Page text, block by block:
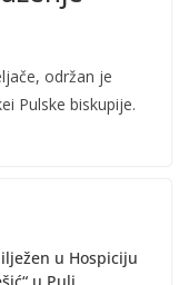
održan je
Pulske biskupije.
u Hospiciju